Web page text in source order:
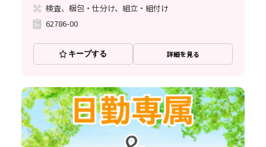
検査、梱包・仕分け、組立・組付け
62786-00
キープする 詳細を見る